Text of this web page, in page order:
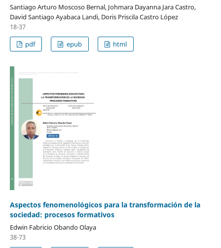
Santiago Arturo Moscoso Bernal, Johmara Dayanna Jara Castro,
David Santiago Ayabaca Landi, Doris Priscila Castro López
18-37
pdf
epub html
Aspectos fenomenológicos para la transformación de la
sociedad: procesos formativos
Edwin Fabricio Obando Olaya
38-73